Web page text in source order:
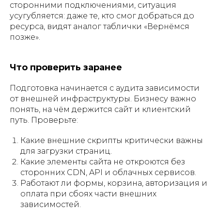
сторонними подключениями, ситуация
усугубляется: даже те, кто смог добраться до
ресурса, видят аналог таблички «Вернёмся
позже».
Что проверить заранее
Подготовка начинается с аудита зависимости
от внешней инфраструктуры. Бизнесу важно
понять, на чём держится сайт и клиентский
путь. Проверьте:
Какие внешние скрипты критически важны
для загрузки страниц.
Какие элементы сайта не откроются без
сторонних CDN, API и облачных сервисов.
Работают ли формы, корзина, авторизация и
оплата при сбоях части внешних
зависимостей.